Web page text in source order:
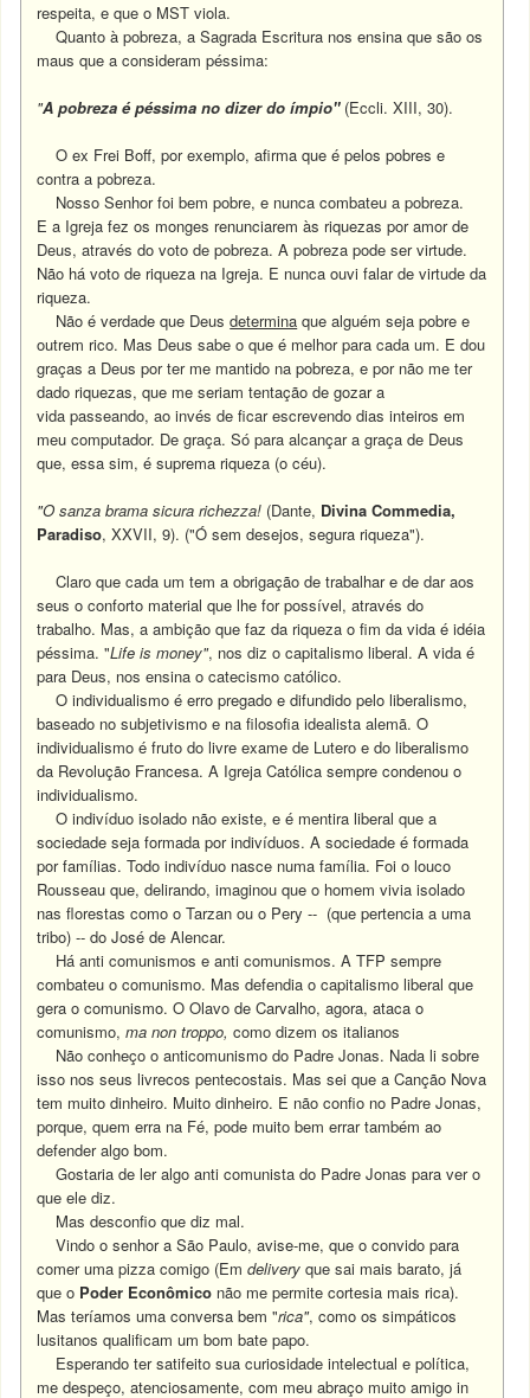
respeita, e que o MST viola.
Quanto à pobreza, a Sagrada Escritura nos ensina que são os
maus que a consideram péssima:
"A pobreza é péssima no dizer do ímpio" (Eccli. XIII, 30).
O ex Frei Boff, por exemplo, afirma que é pelos pobres e
contra a pobreza.
Nosso Senhor foi bem pobre, e nunca combateu a pobreza.
E a Igreja fez os monges renunciarem às riquezas por amor de
Deus, através do voto de pobreza. A pobreza pode ser virtude.
Não há voto de riqueza na Igreja. E nunca ouvi falar de virtude da
riqueza.
Não é verdade que Deusdetermina que alguém seja pobre e
outrem rico. Mas Deus sabe o que é melhor para cada um. E dou
graças a Deus por ter me mantido na pobreza, e por não me ter
dado riquezas, que me seriam tentação de gozar a
vida passeando, ao invés de ficar escrevendo dias inteiros em
meu computador. De graça. Só para alcançar a graça de Deus
que, essa sim, é suprema riqueza (o céu).
"O sanza brama sicura richezza! (Dante, Divina Commedia,
Paradiso, XXVII, 9). ("Ó sem desejos, segura riqueza").
Claro que cada um tem a obrigação de trabalhar e de dar aos
seus o conforto material que lhe for possível, através do
trabalho. Mas, a ambição que faz da riqueza o fim da vida é idéia
péssima. "Life is money", nos diz o capitalismo liberal. A vida é
para Deus, nos ensina o catecismo católico.
O individualismo é erro pregado e difundido pelo liberalismo,
baseado no subjetivismo e na filosofia idealista alemã. O
individualismo é fruto do livre exame de Lutero e do liberalismo
da Revolução Francesa. A Igreja Católica sempre condenou o
individualismo.
O indivíduo isolado não existe, e é mentira liberal que a
sociedade seja formada por indivíduos. A sociedade é formada
por famílias. Todo indivíduo nasce numa família. Foi o louco
Rousseau que, delirando, imaginou que o homem vivia isolado
nas florestas como o Tarzan ou o Pery -- (que pertencia a uma
tribo) -- do José de Alencar.
Há anti comunismos e anti comunismos. A TFP sempre
combateu o comunismo. Mas defendia o capitalismo liberal que
gera o comunismo. O Olavo de Carvalho, agora, ataca o
comunismo,ma non troppo,como dizem os italianos
Não conheço o anticomunismo do Padre Jonas. Nada li sobre
isso nos seus livrecos pentecostais. Mas sei que a Canção Nova
tem muito dinheiro. Muito dinheiro. E não confio no Padre Jonas,
porque, quem erra na Fé, pode muito bem errar também ao
defender algo bom.
Gostaria de ler algo anti comunista do Padre Jonas para ver o
que ele diz.
Mas desconfio que diz mal.
Vindo o senhor a São Paulo, avise-me, que o convido para
comer uma pizza comigo (Emdelivery que sai mais barato, já
que o Poder Econômico não me permite cortesia mais rica).
Mas teríamos uma conversa bem "rica", como os simpáticos
lusitanos qualificam um bom bate papo.
Esperando ter satifeito sua curiosidade intelectual e política,
me despeço, atenciosamente, com meu abraço muito amigo in